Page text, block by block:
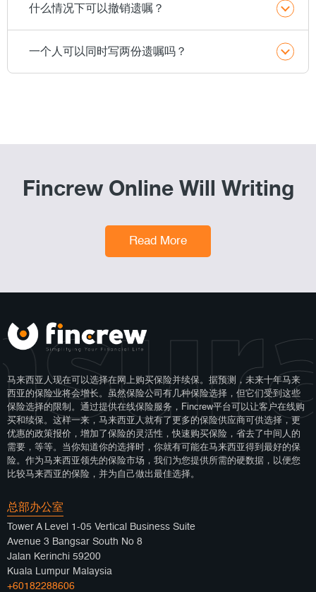
什么情况下可以撤销遗嘱？
一个人可以同时写两份遗嘱吗？
Fincrew Online Will Writing
Read More
马来西亚人现在可以选择在网上购买保险并续保。据预测，未来十年马来
西亚的保险业将会增长。虽然保险公司有几种保险选择，但它们受到这些
保险选择的限制。通过提供在线保险服务，Fincrew平台可以让客户在线购
买和续保。这样一来，马来西亚人就有了更多的保险供应商可供选择，更
优惠的政策报价，增加了保险的灵活性，快速购买保险，省去了中间人的
需要，等等。当你知道你的选择时，你就有可能在马来西亚得到最好的保
险。作为马来西亚领先的保险市场，我们为您提供所需的硬数据，以便您
比较马来西亚的保险，并为自己做出最佳选择。
总部办公室
Tower A Level 1-05 Vertical Business Suite
Avenue 3 Bangsar South No 8
Jalan Kerinchi 59200
Kuala Lumpur Malaysia
+60182288606